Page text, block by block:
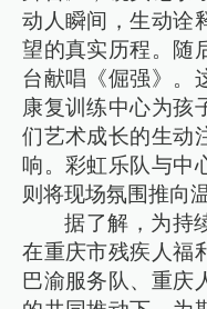
动人瞬间，生动诠
望的真实历程。随
台献唱《倔强》。
康复训练中心为孩
们艺术成长的生动
响。彩虹乐队与中
则将现场氛围推向
据了解，为持
在重庆市残疾人福
巴渝服务队、重庆